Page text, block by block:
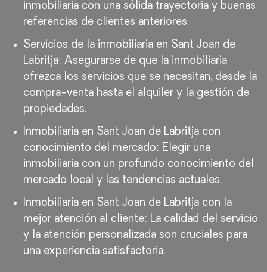
inmobiliaria con una sólida trayectoria y buenas
referencias de clientes anteriores.
Servicios de la inmobiliaria en Sant Joan de
Labritja: Asegurarse de que la inmobiliaria
ofrezca los servicios que se necesitan, desde la
compra-venta hasta el alquiler y la gestión de
propiedades.
Inmobiliaria en Sant Joan de Labritja con
conocimiento del mercado: Elegir una
inmobiliaria con un profundo conocimiento del
mercado local y las tendencias actuales.
Inmobiliaria en Sant Joan de Labritja con la
mejor atención al cliente: La calidad del servicio
y la atención personalizada son cruciales para
una experiencia satisfactoria.